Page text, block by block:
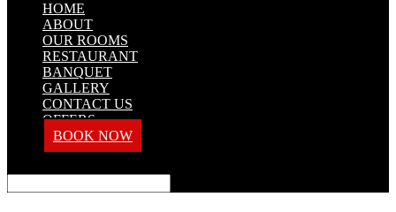
HOME
ABOUT
OUR ROOMS
RESTAURANT
BANQUET
GALLERY
CONTACT US
OFFERS
BOOK NOW